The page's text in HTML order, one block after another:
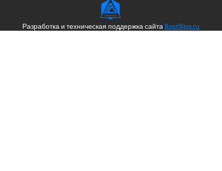
Разработка и техническая поддержка сайтаRentSites.ru